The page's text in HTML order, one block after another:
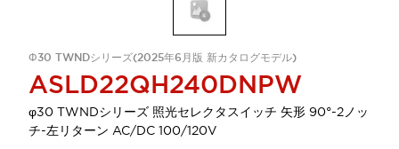
Φ30 TWNDシリーズ(2025年6月版 新カタログモデル)
ASLD22QH240DNPW
φ30 TWNDシリーズ 照光セレクタスイッチ 矢形 90°-2ノッ
チ-左リターン AC/DC 100/120V